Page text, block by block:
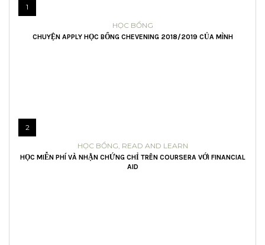
1
HỌC BỔNG
CHUYỆN APPLY HỌC BỔNG CHEVENING 2018/2019 CỦA MÌNH
2
HỌC BỔNG READ AND LEARN
HỌC MIỄN PHÍ VÀ NHẬN CHỨNG CHỈ TRÊN COURSERA VỚI FINANCIAL
AID